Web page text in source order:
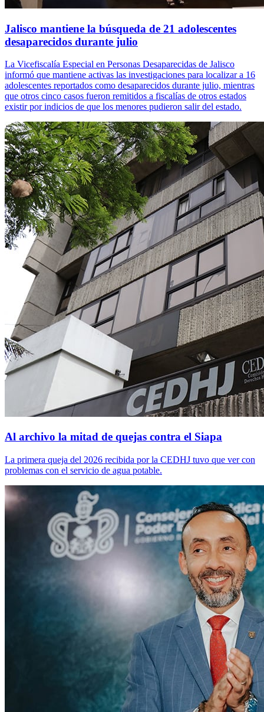
Jalisco mantiene la búsqueda de 21 adolescentes
desaparecidos durante julio
La Vicefiscalía Especial en Personas Desaparecidas de Jalisco
informó que mantiene activas las investigaciones para localizar a 16
adolescentes reportados como desaparecidos durante julio, mientras
que otros cinco casos fueron remitidos a fiscalías de otros estados
existir por indicios de que los menores pudieron salir del estado.
Al archivo la mitad de quejas contra el Siapa
La primera queja del 2026 recibida por la CEDHJ tuvo que ver con
problemas con el servicio de agua potable.